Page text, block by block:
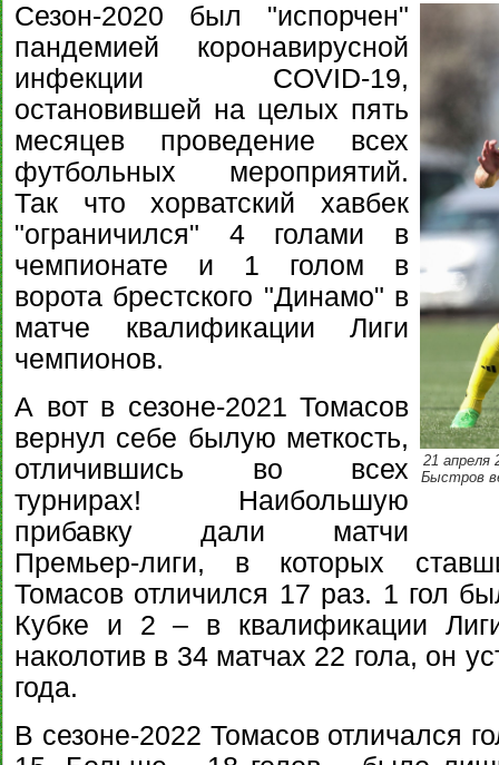
21 апреля
Быстров
Сезон-2020 был "испорчен"
пандемией коронавирусной
инфекции COVID-19,
остановившей на целых пять
месяцев проведение всех
футбольных мероприятий.
Так что хорватский хавбек
"ограничился" 4 голами в
чемпионате и 1 голом в
ворота брестского "Динамо" в
матче квалификации Лиги
чемпионов.
А вот в сезоне-2021 Томасов
вернул себе былую меткость,
отличившись во всех
турнирах! Наибольшую
прибавку дали матчи
Премьер-лиги, в которых
Томасов отличился 17 раз. 1 гол
Кубке и 2 – в квалификации
наколотив в 34 матчах 22 гола, он
года.
В сезоне-2022 Томасов отличался